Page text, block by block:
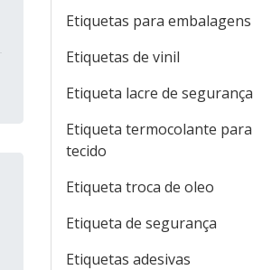
Etiquetas para embalagens
Etiquetas de vinil
Etiqueta lacre de segurança
Etiqueta termocolante para
tecido
Etiqueta troca de oleo
Etiqueta de segurança
Etiquetas adesivas